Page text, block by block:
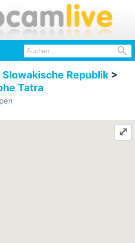

Slowakische Republik >
Tatra
⤢